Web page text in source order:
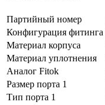
Партийный номер
Конфигурация фитинга
Материал корпуса
Материал уплотнения
Аналог Fitok
Размер порта 1
Тип порта 1